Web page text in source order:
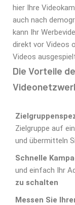
hier Ihre
auch nach
kann Ihr
direkt vor Videos
Videos
Die Vorteile
Zielgruppe auf
und übermitteln
Schnelle
und einfach Ihr
zu schalten
Messen Sie